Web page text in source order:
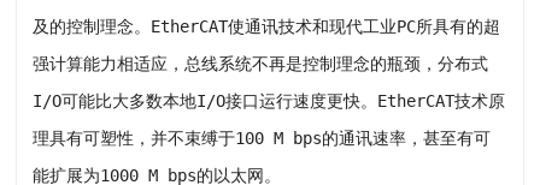
及的控制理念。EtherCAT使通讯技术和现代工业PC所具有的超
强计算能力相适应，总线系统不再是控制理念的瓶颈，分布式
I/O可能比大多数本地I/O接口运行速度更快。EtherCAT技术原
理具有可塑性，并不束缚于100 M bps的通讯速率，甚至有可
能扩展为1000 M bps的以太网。